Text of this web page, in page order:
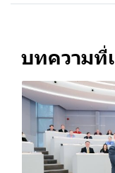
บทความที่